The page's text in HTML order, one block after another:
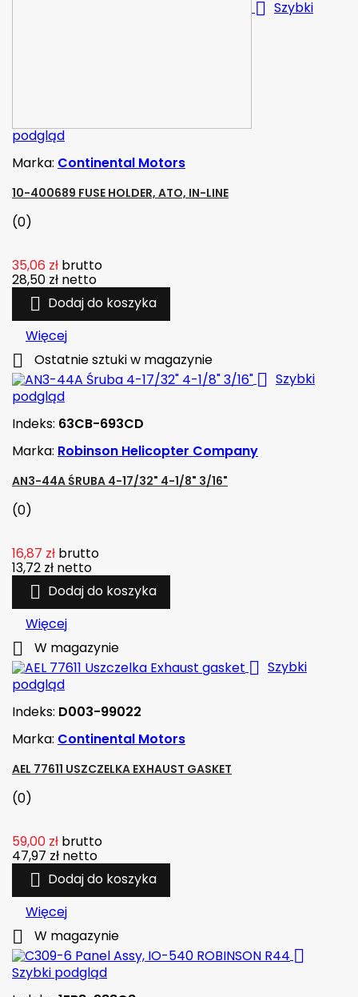
 Szybki
podgląd
Marka: Continental Motors
10-400689 FUSE HOLDER, ATO, IN-LINE
(0)
35,06 zł brutto
28,50 zł netto
 Dodaj do koszyka
Więcej
 Ostatnie sztuki w magazynie
 Szybki
podgląd
Indeks: 63CB-693CD
Marka: Robinson Helicopter Company
AN3-44A ŚRUBA 4-17/32" 4-1/8" 3/16"
(0)
16,87 zł brutto
13,72 zł netto
 Dodaj do koszyka
Więcej
 W magazynie
 Szybki
podgląd
Indeks: D003-99022
Marka: Continental Motors
AEL 77611 USZCZELKA EXHAUST GASKET
(0)
59,00 zł brutto
47,97 zł netto
 Dodaj do koszyka
Więcej
 W magazynie

Szybki podgląd